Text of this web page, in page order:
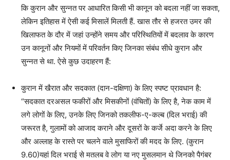
कि कुरान और सुन्नत पर आधारित किसी भी कानून को बदला नहीं जा सकता,
लेकिन इतिहास में ऐसी कई मिसालें मिलती हैं. खास तौर से हजरत उमर की
खिलाफत के दौर में जहां उन्होंने समय और परिस्थितियों में बदलाव के कारण
उन कानूनों और नियमों में परिवर्तन किए जिनका संबंध सीधे कुरान और
सुन्नत से था. ऐसे कुछ उदाहरण हैं:
कुरान में खैरात और सदकात (दान-दक्षिणा) के लिए स्पष्ट प्रावधान है:
“सदकात दरअसल फकीरों और मिसकीनों (वंचितों) के लिए है, नेक काम में
लगे लोगों के लिए, उनके लिए जिनको तकलीफ-ए-कल्ब (दिल भराई) की
जरूरत है, गुलामों को आजाद कराने और दूसरों के कर्जे अदा करने के लिए
और अल्लाह के रास्ते पर चलने वाले मुसाफिरों की मदद के लिए. (कुरान
9.60)यहां दिल भराई से मतलब वे लोग या नए मुसलमान थे जिनको पैगंबर